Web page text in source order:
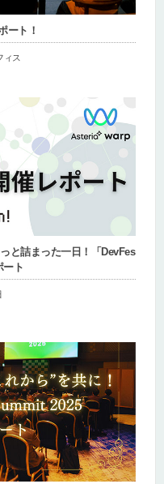
ート！
ィス
と詰まった一日！「DevFes
ート